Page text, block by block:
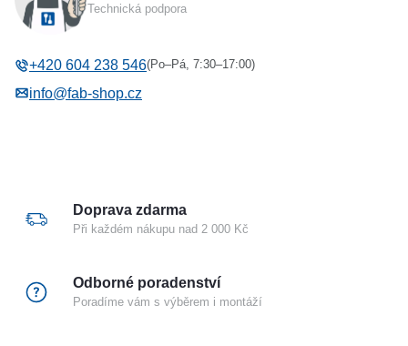
Technická podpora
+420 604 238 546(Po–Pá, 7:30–17:00)
info@fab-shop.cz
Doprava zdarma
Při každém nákupu nad 2 000 Kč
Odborné poradenství
Poradíme vám s výběrem i montáží